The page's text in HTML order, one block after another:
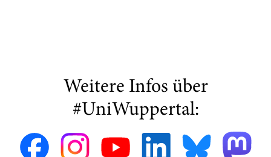
Weitere Infos über
#UniWuppertal: